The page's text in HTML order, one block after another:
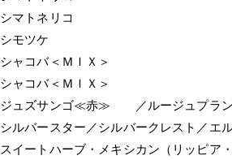
シマトネリコ
シモツケ
シャコバ＜ＭＩＸ＞
シャコバ＜ＭＩＸ＞
ジュズサンゴ≪赤≫ ／ルージュプラ
シルバースター／シルバークレスト／エ
スイートハーブ・メキシカン（リッピア・